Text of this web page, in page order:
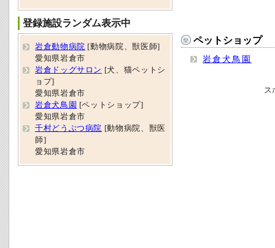
ペットショップ
岩倉犬鳥園
ス
登録施設ランダム表示中
岩倉動物病院 [動物病院、獣医師]
愛知県岩倉市
岩倉ドッグサロン [犬、猫ペットシ
ョプ]
愛知県岩倉市
岩倉犬鳥園 [ペットショップ]
愛知県岩倉市
千村どうぶつ病院 [動物病院、獣医
師]
愛知県岩倉市